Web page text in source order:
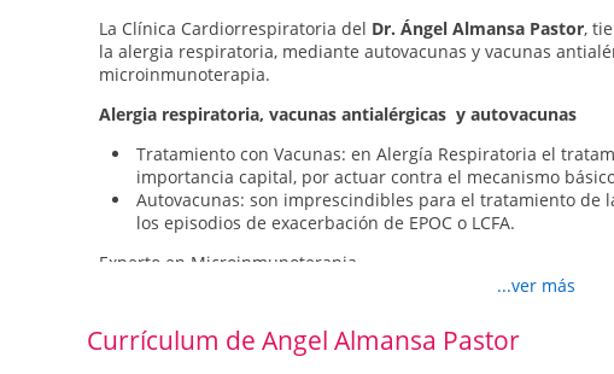
La Clínica Cardiorrespiratoria del Dr. Ángel Almansa Pastor,
la alergia respiratoria, mediante autovacunas y vacunas
microinmunoterapia.
Alergia respiratoria, vacunas antialérgicas y autovacunas
Tratamiento con Vacunas: en Alergía Respiratoria el
importancia capital, por actuar contra el mecanismo
Autovacunas: son imprescindibles para el tratamiento de
los episodios de exacerbación de EPOC o LCFA.
Experto en Microinmunoterapia
Aerosolterapia
...ver más
Currículum de Angel Almansa Pastor